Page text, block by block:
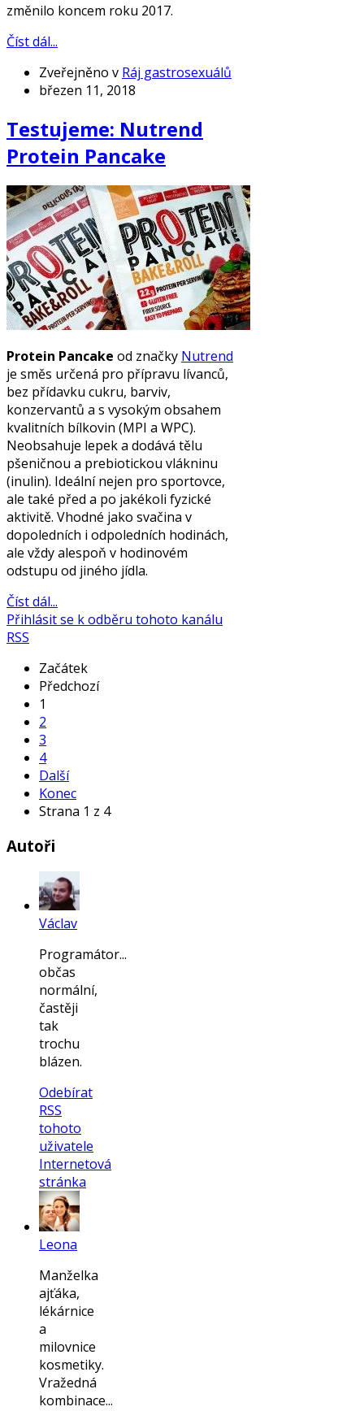
změnilo koncem roku 2017.
Číst dál...
Zveřejněno v Ráj gastrosexuálů
březen 11, 2018
Testujeme: Nutrend
Protein Pancake
Protein Pancake od značky Nutrend
je směs určená pro přípravu lívanců,
bez přídavku cukru, barviv,
konzervantů a s vysokým obsahem
kvalitních bílkovin (MPI a WPC).
Neobsahuje lepek a dodává tělu
pšeničnou a prebiotickou vlákninu
(inulin). Ideální nejen pro sportovce,
ale také před a po jakékoli fyzické
aktivitě. Vhodné jako svačina v
dopoledních i odpoledních hodinách,
ale vždy alespoň v hodinovém
odstupu od jiného jídla.
Číst dál...
Přihlásit se k odběru tohoto kanálu
RSS
Začátek
Předchozí
1
2
3
4
Další
Konec
Strana 1 z 4
Autoři
Václav
Programátor...
občas
normální,
častěji
tak
trochu
blázen.
Odebírat
RSS
tohoto
uživatele
Internetová
stránka
Leona
Manželka
ajťáka,
lékárnice
a
milovnice
kosmetiky.
Vražedná
kombinace...